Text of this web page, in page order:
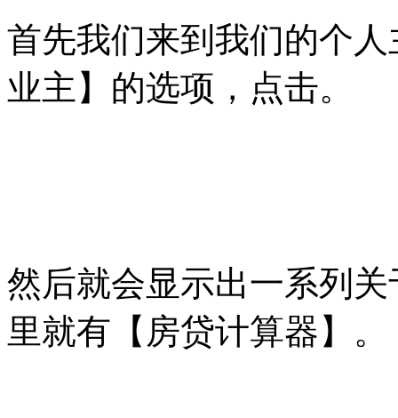
首先我们来到我们的个
业主】的选项，点击。
然后就会显示出一系列
里就有【房贷计算器】。